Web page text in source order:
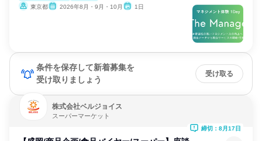
東京都
2026年8月・9月・10月 1日
条件を保存して新着募集を
受け取りましょう
受け取る
株式会社ベルジョイス
スーパーマーケット
締切：8月17日